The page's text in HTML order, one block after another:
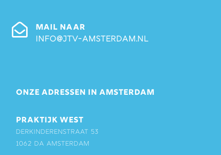
MAIL NAAR
info@jtv-amsterdam.nl
ONZE ADRESSEN IN AMSTERDAM
PRAKTIJK WEST
Derkinderenstraat 53
1062 DA Amsterdam